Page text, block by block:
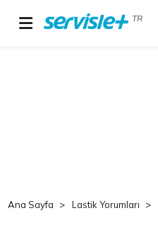
TR
Ana Sayfa Lastik Yorumları